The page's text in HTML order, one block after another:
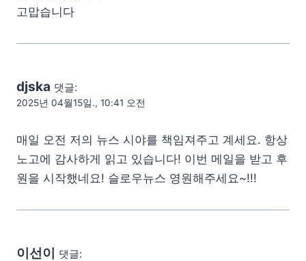
고맙습니다
djska 댓글:
2025년 04월15일., 10:41 오전
매일 오전 저의 뉴스 시야를 책임져주고 계세요. 항상
노고에 감사하게 읽고 있습니다! 이번 메일을 받고 후
원을 시작했네요! 슬로우뉴스 영원해주세요~!!!
이선이 댓글: